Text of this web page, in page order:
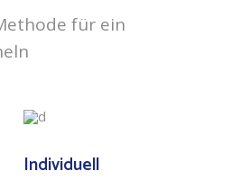
für ein
Individuell